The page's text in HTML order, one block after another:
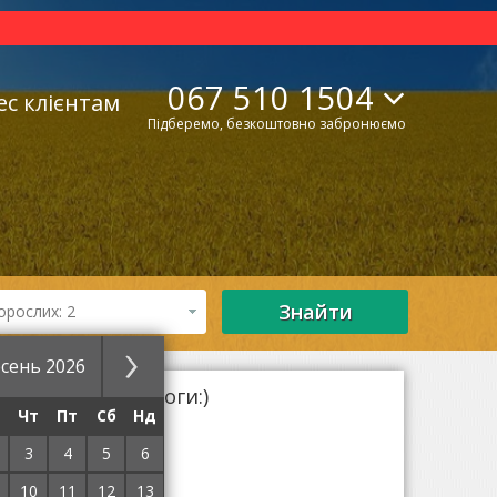
клієнтам 067 510 1504
Підберемо, безкоштовно забронюємо
2026
Чт Пт Сб
Нд
3 4 5
6
10 11 12
13
2 Знайти
суворі вимоги:)
умов пошуку.
готель!